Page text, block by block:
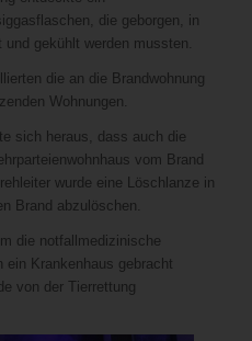
die geborgen, in
gekühlt werden mussten.
die an die Brandwohnung
Wohnungen.
sich heraus, dass auch die
vom Brand
wurde eine Löschlanze in
Brand abzulöschen.
die notfallmedizinische
ein Krankenhaus gebracht
von der Tierrettung